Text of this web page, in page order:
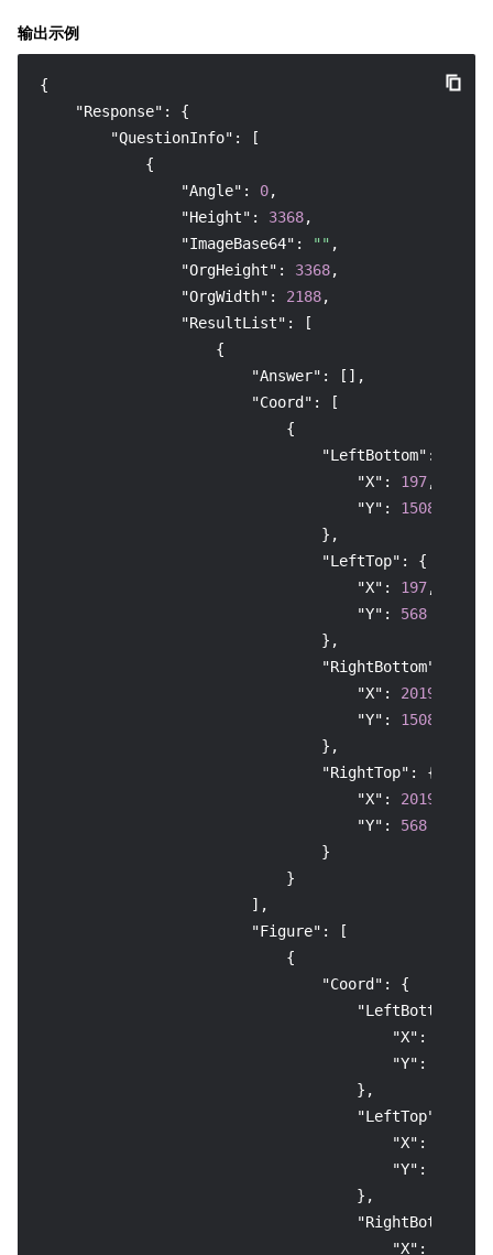
输出示例
{
"Response" :
{
"QuestionInfo" :
[
{
"Angle" : 0,
"Height" : 3368,
"ImageBase64" : "" ,
"OrgHeight" : 3368,
"OrgWidth" : 2188,
"ResultList" :
[
{
"Answer" : [ ] ,
"Coord" :
[
{
"LeftBottom" :
"X" : 197,
"Y" :
1508
} ,
"LeftTop" :
{
"X" : 197,
"Y" :
568
} ,
"RightBottom"
"X" : 2019
"Y" :
1508
} ,
"RightTop" :
{
"X" : 2019
"Y" :
568
}
}
] ,
"Figure" :
[
{
"Coord" :
{
"LeftBottom"
"X" :
"Y" :
} ,
"LeftTop"
"X" :
"Y" :
} ,
"RightBottom"
"X" :